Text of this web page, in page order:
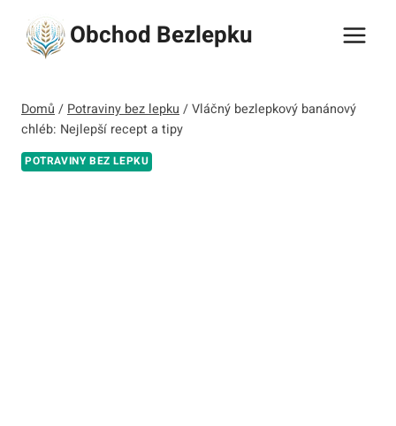
obsah
Obchod Bezlepku
Domů / Potraviny bez lepku /Vláčný bezlepkový banánový
chléb: Nejlepší recept a tipy
POTRAVINY BEZ LEPKU